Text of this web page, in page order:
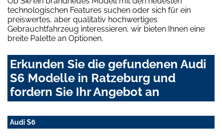
technologischen Features suchen oder sich für ein
preiswertes, aber qualitativ hochwertiges
Gebrauchtfahrzeug interessieren, wir bieten Ihnen eine
breite Palette an Optionen.
Erkunden Sie die gefundenen Audi
S6 Modelle in Ratzeburg und
fordern Sie Ihr Angebot an
Audi S6